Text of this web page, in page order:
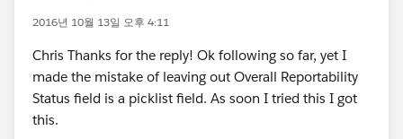
2016년 10월 13일 오후 4:11
Chris Thanks for the reply! Ok following so far, yet I
made the mistake of leaving out Overall Reportability
Status field is a picklist field. As soon I tried this I got
this.